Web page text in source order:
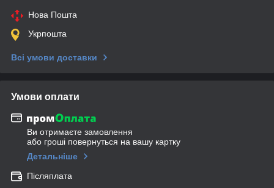
Нова Пошта
Укрпошта
Всі умови доставки
Умови оплати
Ви отримаєте замовлення
або гроші повернуться на вашу картку
Детальніше
Післяплата